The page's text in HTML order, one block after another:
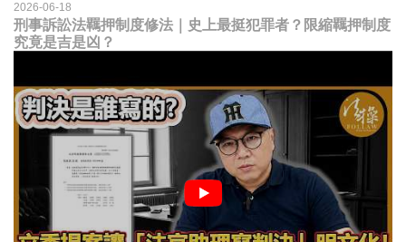
2026-06-18
刑事訴訟法羈押制度修法｜史上最挺犯罪者？限縮羈押制度
究竟是吉是凶？